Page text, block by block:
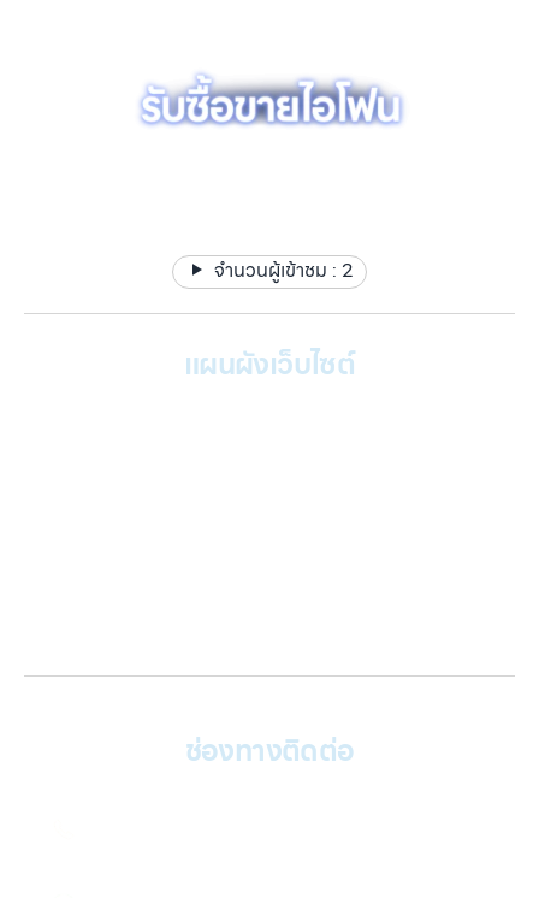
สอบสภาพ ตีราคา และ รับเงินสดทันที : ระยะเวลาผ่อนชำระตั้งแต่ 60 วัน
ขึ้นไป และสูงสุด 60 เดือน อัตราดอกเบี้ยต่อปีไม่เกิน 15% ตามที่กฏหมาย
กำหนด เงิน 1,000 บาท จะมีค่าบริการ 5 บาท/วัน ท่านโอนเงินค่าบริการ
ปี : หากเกินจะพิจารณาเป็นบางรายการ โดยสินค้าต้องอยู่ในสภาพดี ไม่
จำนวนผู้เข้าชม : 2
แผนผังเว็บไซต์
ช่องทางติดต่อ